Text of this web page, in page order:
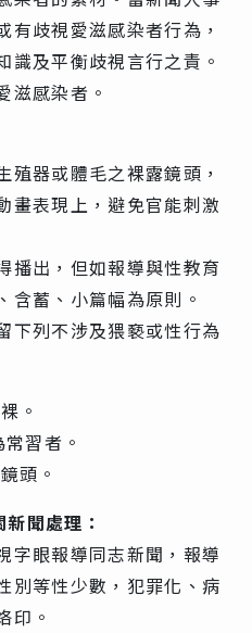
有歧視愛滋感染者行為，
識及平衡歧視言行之責。
滋感染者。
殖器或體毛之裸露鏡頭，
畫表現上，避免官能刺激
播出，但如報導與性教育
含蓄、小篇幅為原則。
下列不涉及猥褻或性行為
。
習者。
頭。
聞處理：
字眼報導同志新聞，報導
別等性少數，犯罪化、病
印。